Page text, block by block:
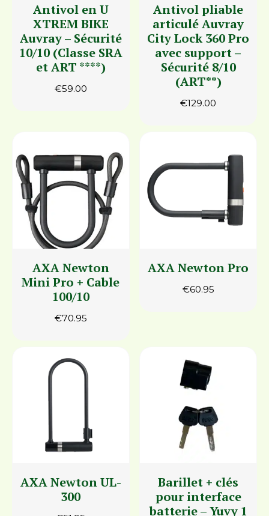
Antivol en U
XTREM BIKE
Auvray – Sécurité
10/10 (Classe SRA
et ART ****)
€59.00
Antivol pliable
articulé Auvray
City Lock 360 Pro
avec support –
Sécurité 8/10
(ART**)
€129.00
AXA Newton
Mini Pro + Cable
100/10
€70.95
AXA Newton Pro
€60.95
AXA Newton UL-
300
Barillet + clés
pour interface
batterie – Yuvy 1